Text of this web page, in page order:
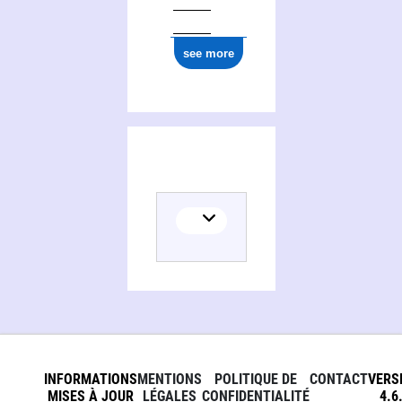
see more
INFORMATIONS
MISES À JOUR
MENTIONS
LÉGALES
POLITIQUE DE
CONFIDENTIALITÉ
CONTACT